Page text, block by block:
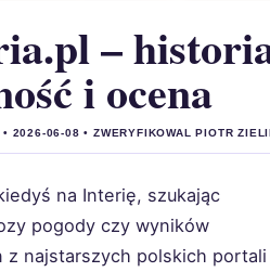
–
i ocena
2026-06-08 • ZWERYFIKOWAL PIOTR
na Interię, szukając
pogody czy wyników
z najstarszych polskich portali